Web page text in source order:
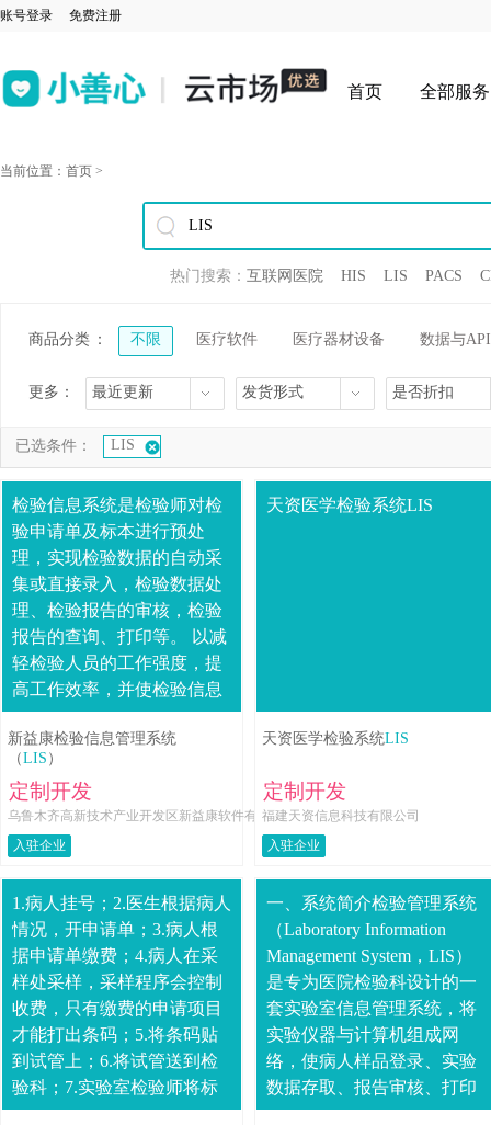
账号登录 免费注册
首页 全部服务
当前位置： 首页 >
热门搜索： 互联网医院 HIS LIS PACS
商品分类 ： 不限 医疗软件 医疗器材设备 数据与API
更多： 最近更新 发货形式 是否折扣
已选条件： LIS
检验信息系统是检验师对检
验申请单及标本进行预处
理，实现检验数据的自动采
集或直接录入，检验数据处
理、检验报告的审核，检验
报告的查询、打印等。 以减
轻检验人员的工作强度，提
高工作效率，并使检验信息
存储和管理更加简捷、完
善。包含检验标本的TAT全
流程管理；标准化、自....
新益康检验信息管理系统
（LIS ）
定制开发
乌鲁木齐高新技术产业开发区新益康软件有
限公司
入驻企业
天资医学检验系统LIS
天资医学检验系统LIS
定制开发
福建天资信息科技有限公司
入驻企业
1.病人挂号；2.医生根据病人
情况，开申请单；3.病人根
据申请单缴费；4.病人在采
样处采样，采样程序会控制
收费，只有缴费的申请项目
才能打出条码；5.将条码贴
到试管上；6.将试管送到检
验科；7.实验室检验师将标
本信息录入到LIS系统中，录
一、系统简介检验管理系统
（Laboratory Information
Management System，LIS）
是专为医院检验科设计的一
套实验室信息管理系统，将
实验仪器与计算机组成网
络，使病人样品登录、实验
数据存取、报告审核、打印
分发、实验数据统计分析等